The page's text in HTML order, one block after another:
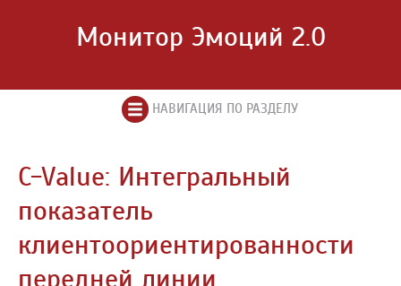
Монитор Эмоций 2.0
НАВИГАЦИЯ ПО РАЗДЕЛУ
C-Value: Интегральный
показатель
клиентоориентированности